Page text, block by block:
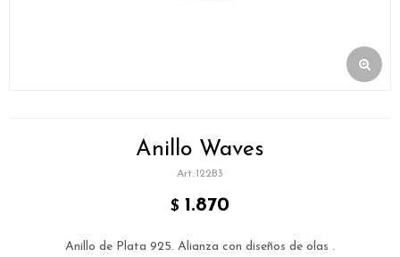
Anillo Waves
122B3
$ 1.870
Anillo de Plata 925. Alianza con diseños de olas .